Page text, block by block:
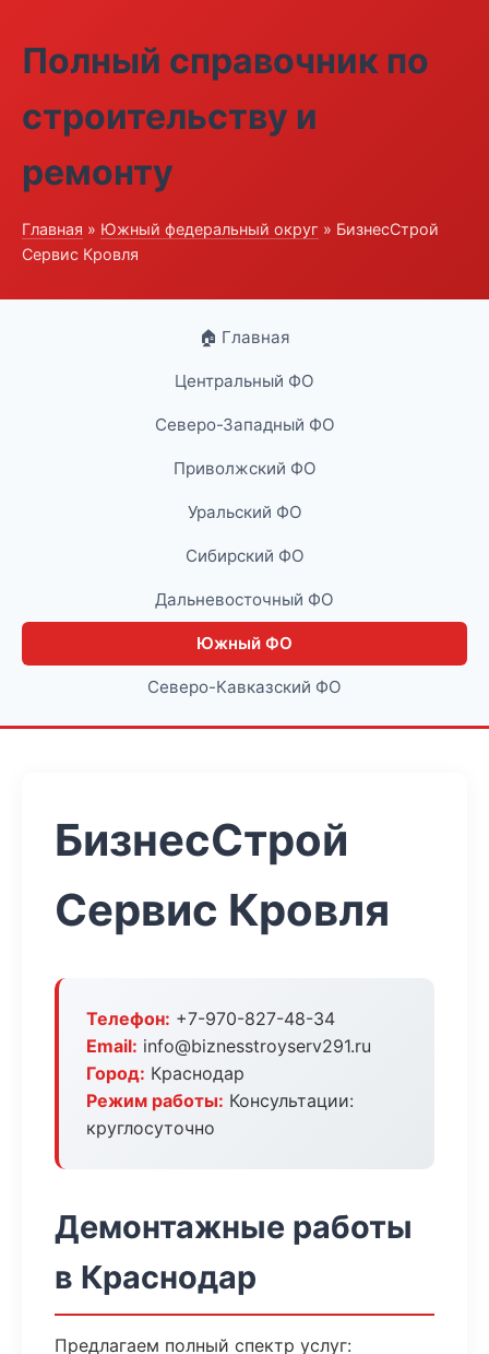
Полный справочник по
строительству и
ремонту
Главная » Южный федеральный округ » БизнесСтрой
Сервис Кровля
🏠 Главная
Центральный ФО
Северо-Западный ФО
Приволжский ФО
Уральский ФО
Сибирский ФО
Дальневосточный ФО
Южный ФО
Северо-Кавказский ФО
БизнесСтрой
Сервис Кровля
Телефон: +7-970-827-48-34
Email: info@biznesstroyserv291.ru
Город: Краснодар
Режим работы: Консультации:
круглосуточно
Демонтажные работы
в Краснодар
Предлагаем полный спектр услуг: